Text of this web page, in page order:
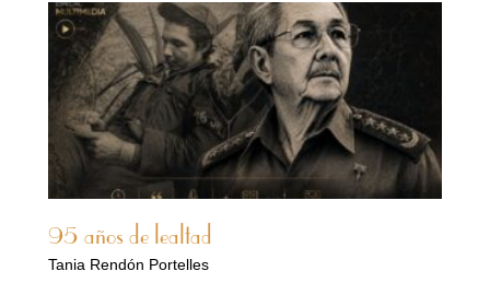
95 años de lealtad
Tania Rendón Portelles